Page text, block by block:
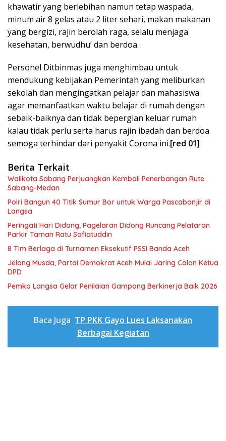
khawatir yang berlebihan namun tetap waspada,
minum air 8 gelas atau 2 liter sehari, makan makanan
yang bergizi, rajin berolah raga, selalu menjaga
kesehatan, berwudhu’ dan berdoa.
Personel Ditbinmas juga menghimbau untuk
mendukung kebijakan Pemerintah yang meliburkan
sekolah dan mengingatkan pelajar dan mahasiswa
agar memanfaatkan waktu belajar di rumah dengan
sebaik-baiknya dan tidak bepergian keluar rumah
kalau tidak perlu serta harus rajin ibadah dan berdoa
semoga terhindar dari penyakit Corona ini.[red 01]
Berita Terkait
Walikota Sabang Perjuangkan Kembali Penerbangan Rute
Sabang-Medan
Polri Bangun 40 Titik Sumur Bor untuk Warga Pascabanjir di
Langsa
Peringati Hari Didong, Pagelaran Didong Runcang Pelataran
Parkir Taman Ratu Safiatuddin
8 Tim Berlaga di Turnamen Eksekutif PSSI Banda Aceh
Jelang Musda, Partai Demokrat Aceh Mulai Jaring Calon Ketua
DPD
Pemko Langsa Gelar Penilaian Gampong Berkinerja Baik 2026
Baca Juga TP PKK Gayo Lues Laksanakan
Berbagai Kegiatan